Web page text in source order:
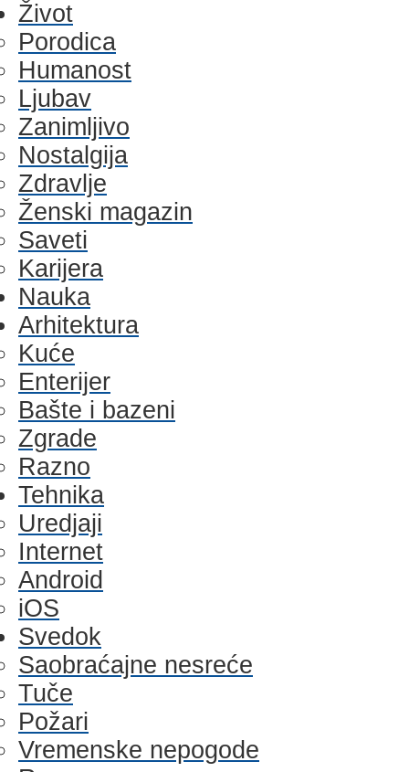
Život
Porodica
Humanost
Ljubav
Zanimljivo
Nostalgija
Zdravlje
Ženski magazin
Saveti
Karijera
Nauka
Arhitektura
Kuće
Enterijer
Bašte i bazeni
Zgrade
Razno
Tehnika
Uredjaji
Internet
Android
iOS
Svedok
Saobraćajne nesreće
Tuče
Požari
Vremenske nepogode